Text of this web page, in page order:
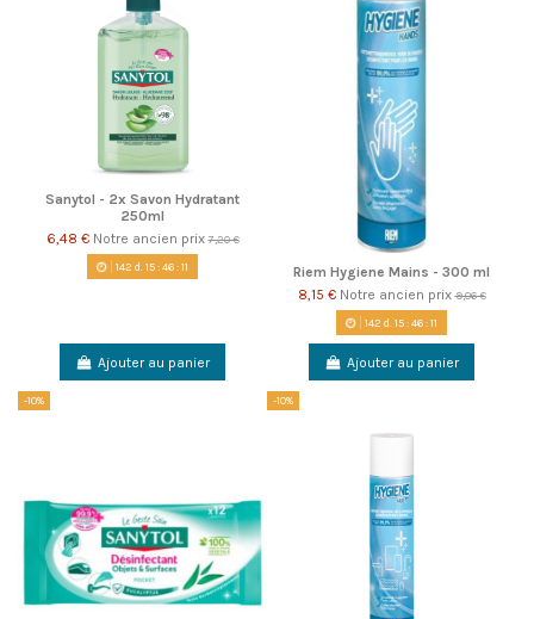
Sanytol - 2x Savon Hydratant
250ml
6,48 € Notre ancien prix7,20 €
142 d. 15:46:10
Ajouter au panier
Riem Hygiene Mains - 300 ml
8,15 € Notre ancien prix9,06 €
142 d. 15:46:10
Ajouter au panier
-10% -10%